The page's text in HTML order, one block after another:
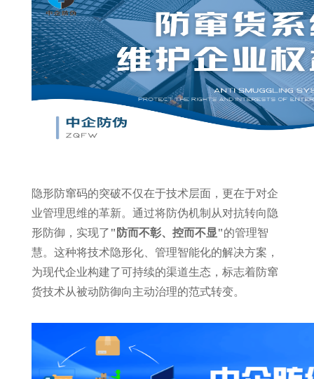
隐形防窜码的突破不仅在于技术层面，更在于对企
业管理思维的革新。通过将防伪机制从对抗转向隐
形防御，实现了 "防而不彰、控而不显"的管理智
慧。这种将技术隐形化、管理智能化的解决方案，
为现代企业构建了可持续的渠道生态，标志着防窜
货技术从被动防御向主动治理的范式转变。